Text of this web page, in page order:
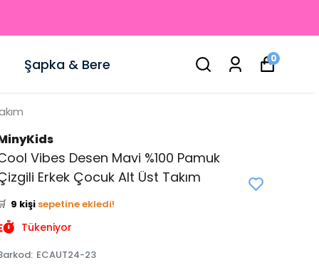
Şapka & Bere 0
Vibes Desen Mavi %100 Pamuk
Erkek Çocuk Alt Üst Takım
👀 Şu an 2 kişi
inceliyor!
⭐️
Bu ürünü 15 kişifavoriledi!
9 kişi sepetine ekledi!
✅ Bugün 3 adet
Tükeniyor
: ECAUT24-23